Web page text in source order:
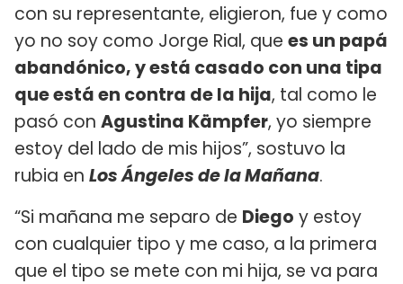
con su representante, eligieron, fue y como
yo no soy como Jorge Rial, que es un papá
abandónico, y está casado con una tipa
que está en contra de la hija, tal como le
pasó con Agustina Kämpfer, yo siempre
estoy del lado de mis hijos”, sostuvo la
rubia en Los Ángeles de la Mañana.
“Si mañana me separo de Diego y estoy
con cualquier tipo y me caso, a la primera
que el tipo se mete con mi hija, se va para